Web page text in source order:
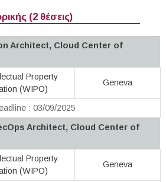
(2 θέσεις)
Architect, Cloud Center of
Property
(WIPO)
Geneva
: 03/09/2025
Architect, Cloud Center of
Property
(WIPO)
Geneva